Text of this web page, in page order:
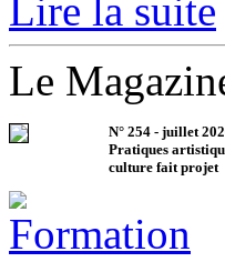
Lire la suite
Le
N° 254 - juillet
Pratiques
culture fait projet